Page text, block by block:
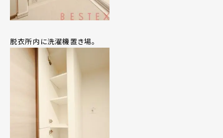
脱衣所内に洗濯機置き場。